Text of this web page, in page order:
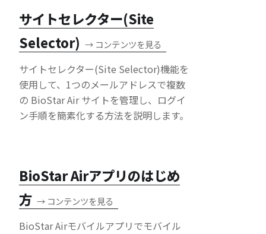
サイトセレクター(Site
Selector) → コンテンツを見る
サイトセレクター(Site Selector)機能を
使用して、1つのメールアドレスで複数
の BioStar Air サイトを管理し、ログイ
ン手順を簡素化する方法を説明します。
BioStar Airアプリのはじめ
方 → コンテンツを見る
BioStar Airモバイルアプリでモバイル